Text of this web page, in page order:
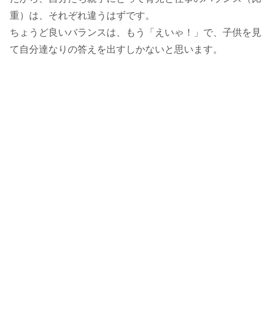
重）は、それぞれ違うはずです。
ちょうど良いバランスは、もう「えいゃ！」で、子供を見
て自分達なりの答えを出すしかないと思います。